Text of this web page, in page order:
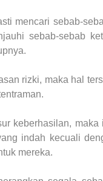
mencari sebab-
sebab-sebab
rizki, maka hal
keberhasilan, maka
indah kecuali
mereka.